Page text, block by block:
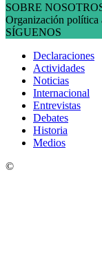
SOBRE
Organización política
SÍGUENOS
Declaraciones
Actividades
Noticias
Internacional
Entrevistas
Debates
Historia
Medios
©